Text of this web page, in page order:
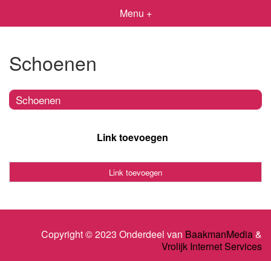
Menu +
Schoenen
Schoenen
Link toevoegen
Link toevoegen
Copyright © 2023 Onderdeel van BaakmanMedia&
Vrolijk Internet Services